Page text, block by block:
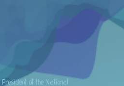
| President of the National